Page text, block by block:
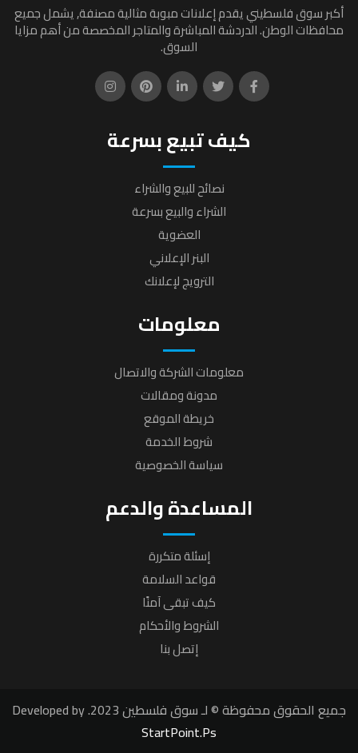
أكبر سوق فلسطيني يقدم إعلانات مبوبة مثالية مصنفة, يشمل جميع
محافظات الوطن. الدردشة المباشرة والمتاجر المخصصة من أهم مزايا
السوق.
كيف تبيع بسرعة
نصائح للبيع والشراء
الشراء والبيع بسرعة
العضوية
البنر الإعلاني
الترويج لإعلانك
معلومات
معلومات الشركة والاتصال
مدونة ومقالات
خريطة الموقع
شروط الخدمة
سياسة الخصوصية
المساعدة والدعم
إسئلة متكررة
قواعد السلامة
كيف تبقى آمنًا
الشروط والأحكام
إتصل بنا
جميع الحقوق محفوظة © لـ سوق فلسطين 2023. Developed by
StartPoint.Ps